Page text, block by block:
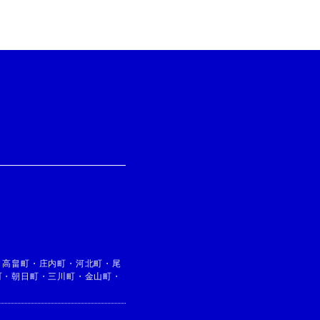
高畠町 ・ 庄内町 ・ 河北町 ・ 尾
・朝日町 ・ 三川町 ・ 金山町 ・